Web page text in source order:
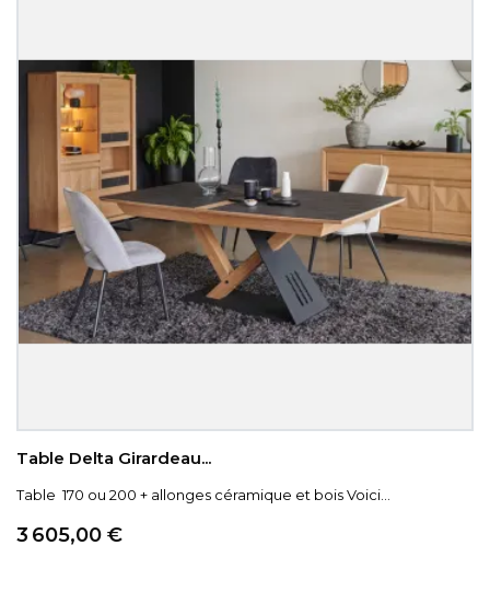
Table Delta Girardeau...
Table 170 ou 200 + allonges céramique et bois Voici...
Prix
3 605,00 €